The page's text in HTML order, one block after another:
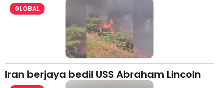
GLOBAL
Iran berjaya bedil USS Abraham Lincoln